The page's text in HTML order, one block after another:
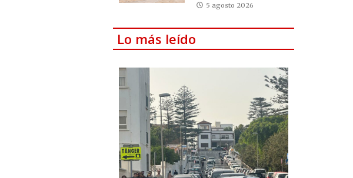
5 agosto 2026
Lo más leído